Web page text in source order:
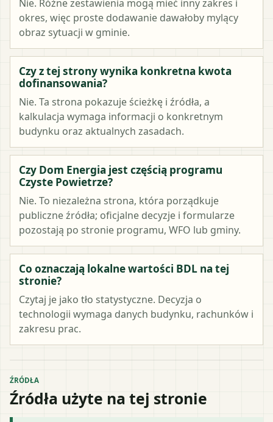
Nie. Różne zestawienia mogą mieć inny zakres i
okres, więc proste dodawanie dawałoby mylący
obraz sytuacji w gminie.
Czy z tej strony wynika konkretna kwota
dofinansowania?
Nie. Ta strona pokazuje ścieżkę i źródła, a
kalkulacja wymaga informacji o konkretnym
budynku oraz aktualnych zasadach.
Czy Dom Energia jest częścią programu
Czyste Powietrze?
Nie. To niezależna strona, która porządkuje
publiczne źródła; oficjalne decyzje i formularze
pozostają po stronie programu, WFO lub gminy.
Co oznaczają lokalne wartości BDL na tej
stronie?
Czytaj je jako tło statystyczne. Decyzja o
technologii wymaga danych budynku, rachunków i
zakresu prac.
ŹRÓDŁA
Źródła użyte na tej stronie